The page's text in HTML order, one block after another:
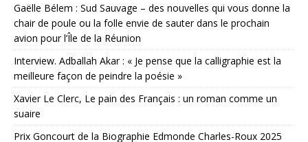
Gaëlle Bélem : Sud Sauvage – des nouvelles qui vous donne la
chair de poule ou la folle envie de sauter dans le prochain
avion pour l’Île de la Réunion
Interview. Adballah Akar : « Je pense que la calligraphie est la
meilleure façon de peindre la poésie »
Xavier Le Clerc, Le pain des Français : un roman comme un
suaire
Prix Goncourt de la Biographie Edmonde Charles-Roux 2025